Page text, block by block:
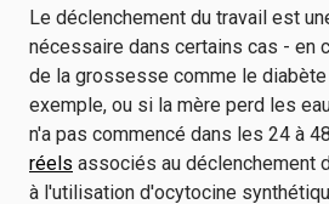
Le déclenchement du travail est
nécessaire dans certains cas - en
de la grossesse comme le
exemple, ou si la mère perd les
n'a pas commencé dans les 24 à
réels associés au déclenchement
à l'utilisation d'ocytocine